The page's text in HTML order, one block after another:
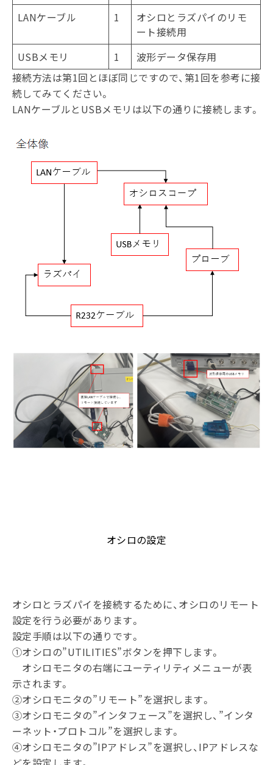
LANケーブル
1
オシロとラズパイのリモ
ート接続用
USBメモリ
1
波形データ保存用
接続方法は第1回とほぼ同じですので、第1回を参考に接
続してみてください。
LANケーブルとUSBメモリは以下の通りに接続します。
オシロの設定
オシロとラズパイを接続するために、オシロのリモート
設定を行う必要があります。
設定手順は以下の通りです。
①オシロの”UTILITIES”ボタンを押下します。
オシロモニタの右端にユーティリティメニューが表
示されます。
②オシロモニタの”リモート”を選択します。
③オシロモニタの”インタフェース”を選択し、”インタ
ーネット・プロトコル”を選択します。
④オシロモニタの”IPアドレス”を選択し、IPアドレスな